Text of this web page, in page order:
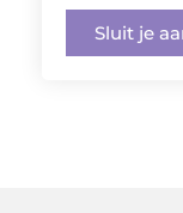
Sluit je